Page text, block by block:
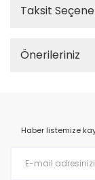
Taksit
Önerileriniz
Haber listemize